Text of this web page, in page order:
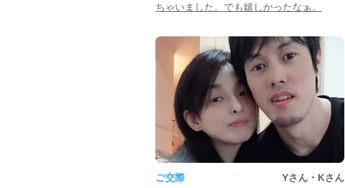
ちゃいました。でも嬉しかったなぁ。
ご交際
Yさん・Kさん